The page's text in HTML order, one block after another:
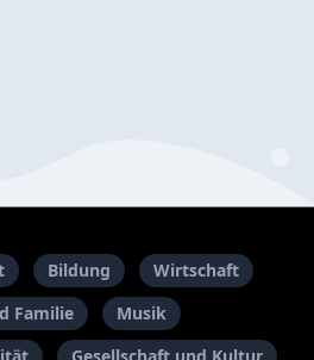
Bildung
Wirtschaft
Familie
Musik